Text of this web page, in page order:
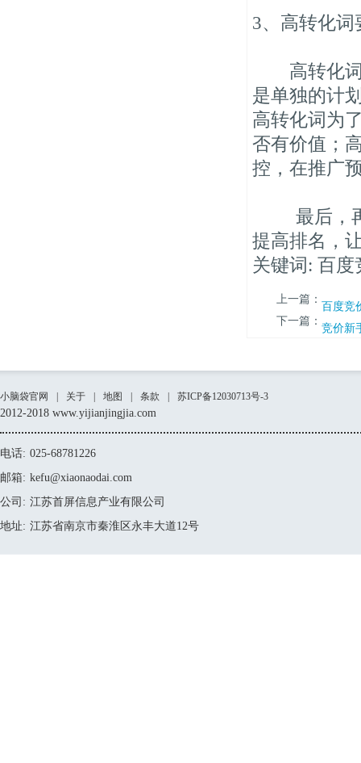
3、高转化
高转化词
是单独的计
高转化词为
否有价值；
控，在推广
最后，再
提高排名，
关键词: 百
上一篇： 百度竞
下一篇： 竞价新
小脑袋官网 关于 地图 条款 苏ICP备12030713号-3
2012-2018 www.yijianjingjia.com
电话: 025-68781226
邮箱: kefu@xiaonaodai.com
公司: 江苏首屏信息产业有限公司
地址: 江苏省南京市秦淮区永丰大道12号